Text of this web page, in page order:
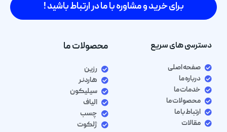
برای خرید و مشاوره با ما در ارتباط باشید !
دسترسی های سریع
صفحه اصلی
درباره ما
خدمات ما
محصولات ما
ارتباط با ما
مقالات
محصولات ما
رزین
هاردنر
سیلیکون
الیاف
چسب
ژلکوت